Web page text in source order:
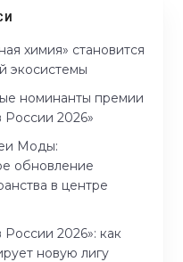
химия» становится
экосистемы
номинанты премии
России 2026»
Моды:
обновление
в центре
2026»: как
новую лигу